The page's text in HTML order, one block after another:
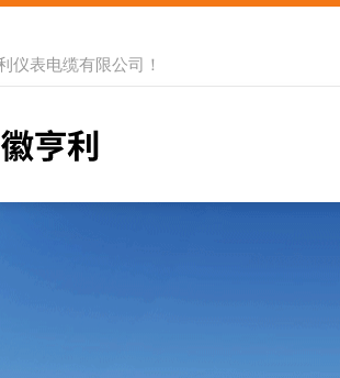
仪表电缆有限公司 ！